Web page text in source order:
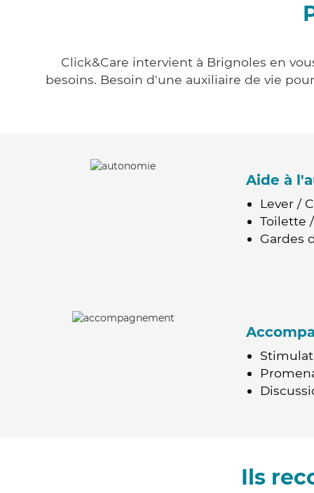
Click&Care intervient à Brignoles en
besoins. Besoin d'une auxiliaire de vie
Aide à
Lever /
Toilette
Gardes
Ils